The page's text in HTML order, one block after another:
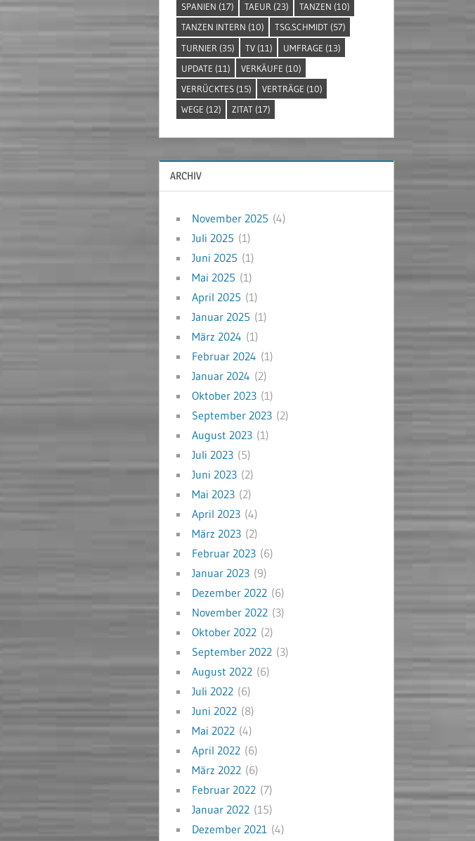
SPANIEN (17) TAEUR(23) TANZEN (10)
TANZEN INTERN (10) TSG.SCHMIDT(57)
TURNIER (35) TV(11) UMFRAGE (13)
UPDATE (11) VERKÄUFE (10)
VERRÜCKTES(15) VERTRÄGE (10)
WEGE (12) ZITAT(17)
ARCHIV
November 2025 (4)
Juli 2025 (1)
Juni 2025 (1)
Mai 2025 (1)
April 2025 (1)
Januar 2025 (1)
März 2024 (1)
Februar 2024 (1)
Januar 2024 (2)
Oktober 2023 (1)
September 2023 (2)
August 2023 (1)
Juli 2023 (5)
Juni 2023 (2)
Mai 2023 (2)
April 2023 (4)
März 2023 (2)
Februar 2023 (6)
Januar 2023 (9)
Dezember 2022 (6)
November 2022 (3)
Oktober 2022 (2)
September 2022 (3)
August 2022 (6)
Juli 2022 (6)
Juni 2022 (8)
Mai 2022 (4)
April 2022 (6)
März 2022 (6)
Februar 2022 (7)
Januar 2022 (15)
Dezember 2021 (4)